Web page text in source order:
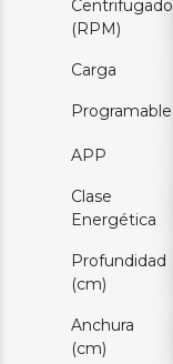
Centrifugado
(RPM)
Carga
Programable
APP
Clase
Energética
Profundidad
(cm)
Anchura
(cm)